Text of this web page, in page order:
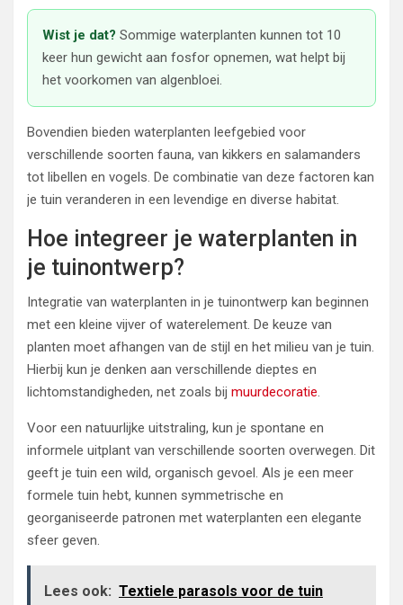
Wist je dat? Sommige waterplanten kunnen tot 10
keer hun gewicht aan fosfor opnemen, wat helpt bij
het voorkomen van algenbloei.
Bovendien bieden waterplanten leefgebied voor
verschillende soorten fauna, van kikkers en salamanders
tot libellen en vogels. De combinatie van deze factoren kan
je tuin veranderen in een levendige en diverse habitat.
Hoe integreer je waterplanten in
je tuinontwerp?
Integratie van waterplanten in je tuinontwerp kan beginnen
met een kleine vijver of waterelement. De keuze van
planten moet afhangen van de stijl en het milieu van je tuin.
Hierbij kun je denken aan verschillende dieptes en
lichtomstandigheden, net zoals bij muurdecoratie.
Voor een natuurlijke uitstraling, kun je spontane en
informele uitplant van verschillende soorten overwegen. Dit
geeft je tuin een wild, organisch gevoel. Als je een meer
formele tuin hebt, kunnen symmetrische en
georganiseerde patronen met waterplanten een elegante
sfeer geven.
Lees ook: Textiele parasols voor de tuin